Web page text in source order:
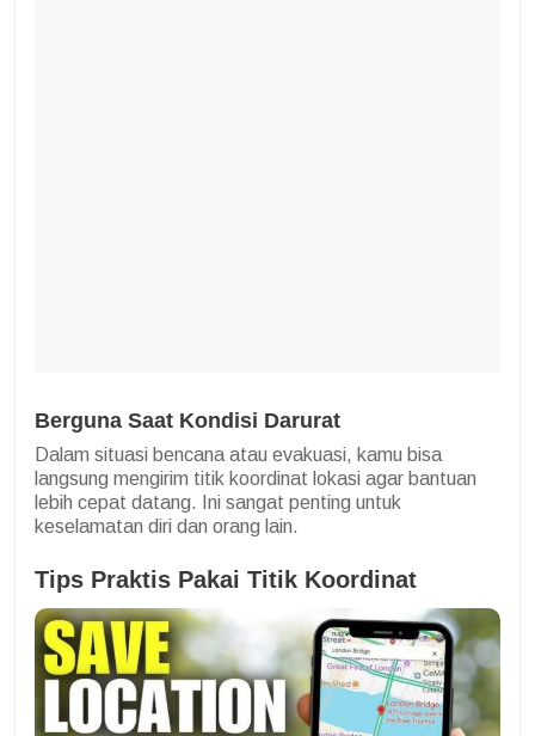
Berguna Saat Kondisi Darurat
Dalam situasi bencana atau evakuasi, kamu bisa
langsung mengirim titik koordinat lokasi agar bantuan
lebih cepat datang. Ini sangat penting untuk
keselamatan diri dan orang lain.
Tips Praktis Pakai Titik Koordinat